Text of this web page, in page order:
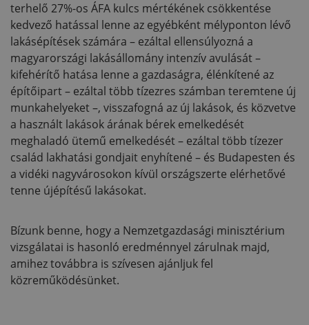
terhelő 27%-os ÁFA kulcs mértékének csökkentése
kedvező hatással lenne az egyébként mélyponton lévő
lakásépítések számára – ezáltal ellensúlyozná a
magyarországi lakásállomány intenzív avulását –
kifehérítő hatása lenne a gazdaságra, élénkítené az
építőipart – ezáltal több tízezres számban teremtene új
munkahelyeket –, visszafogná az új lakások, és közvetve
a használt lakások árának bérek emelkedését
meghaladó ütemű emelkedését – ezáltal több tízezer
család lakhatási gondjait enyhítené – és Budapesten és
a vidéki nagyvárosokon kívül országszerte elérhetővé
tenne újépítésű lakásokat.
Bízunk benne, hogy a Nemzetgazdasági minisztérium
vizsgálatai is hasonló eredménnyel zárulnak majd,
amihez továbbra is szívesen ajánljuk fel
közreműködésünket.